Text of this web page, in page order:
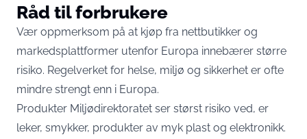
Råd til forbrukere
Vær oppmerksom på at kjøp fra nettbutikker og
markedsplattformer utenfor Europa innebærer større
risiko. Regelverket for helse, miljø og sikkerhet er ofte
mindre strengt enn i Europa.
Produkter Miljødirektoratet ser størst risiko ved, er
leker, smykker, produkter av myk plast og elektronikk.